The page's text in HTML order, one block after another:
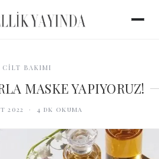
CİLT BAKIMI
MASKE YAPIYORUZ!
2022 · 4 dk okuma